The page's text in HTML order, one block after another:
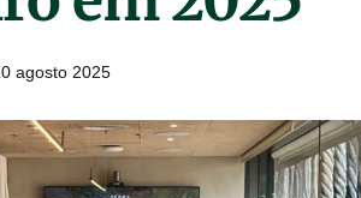
agosto 2025